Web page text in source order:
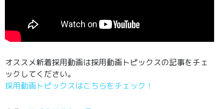
オススメ新着採用動画は採用動画トピックスの記事をチェ
ックしてください。
採用動画トピックスはこちらをチェック！